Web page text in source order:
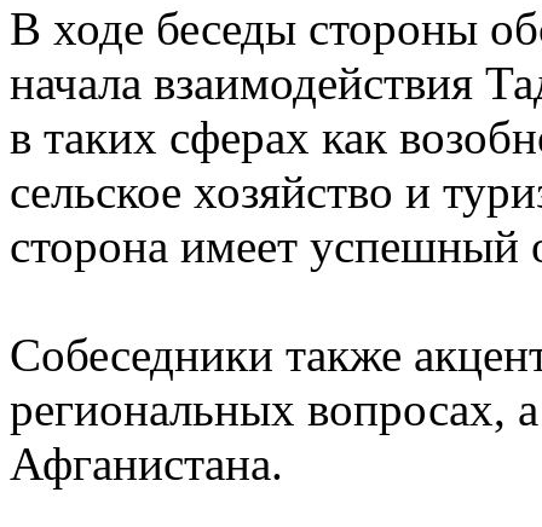
В ходе беседы стороны
начала взаимодействия
в таких сферах как
сельское хозяйство и
сторона имеет успешный
Собеседники также
региональных вопросах,
Афганистана.